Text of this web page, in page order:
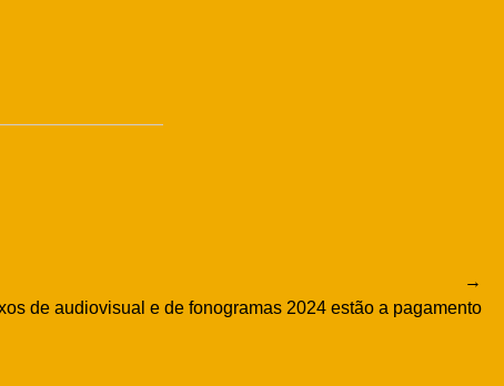
de audiovisual e de fonogramas 2024 estão a pagamento